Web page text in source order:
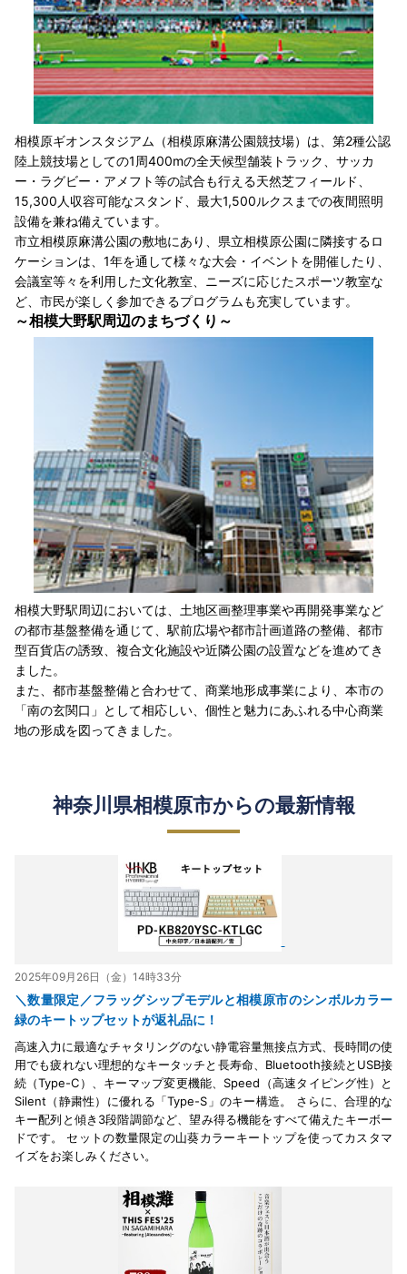
相模原ギオンスタジアム（相模原麻溝公園競技場）は、第2種公認
陸上競技場としての1周400mの全天候型舗装トラック、サッカ
ー・ラグビー・アメフト等の試合も行える天然芝フィールド、
15,300人収容可能なスタンド、最大1,500ルクスまでの夜間照明
設備を兼ね備えています。
市立相模原麻溝公園の敷地にあり、県立相模原公園に隣接するロ
ケーションは、1年を通して様々な大会・イベントを開催したり、
会議室等々を利用した文化教室、ニーズに応じたスポーツ教室な
ど、市民が楽しく参加できるプログラムも充実しています。
～相模大野駅周辺のまちづくり～
相模大野駅周辺においては、土地区画整理事業や再開発事業など
の都市基盤整備を通じて、駅前広場や都市計画道路の整備、都市
型百貨店の誘致、複合文化施設や近隣公園の設置などを進めてき
ました。
また、都市基盤整備と合わせて、商業地形成事業により、本市の
「南の玄関口」として相応しい、個性と魅力にあふれる中心商業
地の形成を図ってきました。
神奈川県相模原市からの最新情報
2025年09月26日（金）14時33分
＼数量限定／フラッグシップモデルと相模原市のシンボルカラー
緑のキートップセットが返礼品に！
高速入力に最適なチャタリングのない静電容量無接点方式、長時間の使
用でも疲れない理想的なキータッチと長寿命、Bluetooth接続とUSB接
続（Type-C）、キーマップ変更機能、Speed（高速タイピング性）と
Silent（静粛性）に優れる「Type-S」のキー構造。 さらに、合理的な
キー配列と傾き3段階調節など、望み得る機能をすべて備えたキーボー
ドです。 セットの数量限定の山葵カラーキートップを使ってカスタマ
イズをお楽しみください。